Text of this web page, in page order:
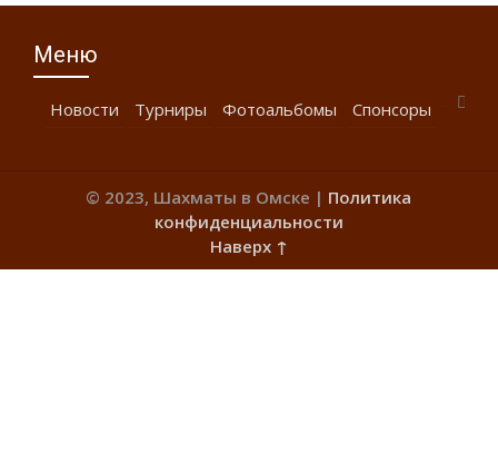
Меню
Новости Турниры Фотоальбомы Спонсоры
© 2023, Шахматы в Омске | Политика
конфиденциальности
Наверх ↑